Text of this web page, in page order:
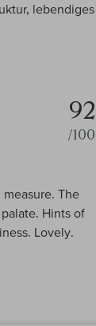
lebendiges
92
/100
The
Hints of
Lovely.